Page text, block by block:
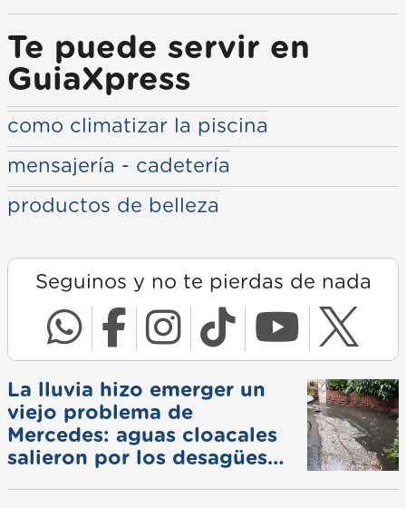
Te puede servir en
GuiaXpress
como climatizar la piscina
mensajería - cadetería
productos de belleza
Seguinos y no te pierdas de nada
La lluvia hizo emerger un
viejo problema de
Mercedes: aguas cloacales
salieron por los desagües